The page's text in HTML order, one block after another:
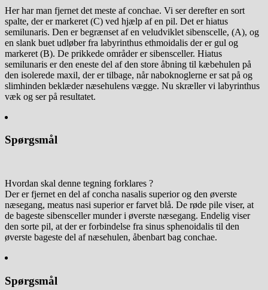
Her har man fjernet det meste af conchae. Vi ser derefter en sort
spalte, der er markeret (C) ved hjælp af en pil. Det er hiatus
semilunaris. Den er begrænset af en veludviklet sibenscelle, (A), og
en slank buet udløber fra labyrinthus ethmoidalis der er gul og
markeret (B). De prikkede områder er sibensceller. Hiatus
semilunaris er den eneste del af den store åbning til kæbehulen på
den isolerede maxil, der er tilbage, når naboknoglerne er sat på og
slimhinden beklæder næsehulens vægge. Nu skræller vi labyrinthus
væk og ser på resultatet.
Spørgsmål
Hvordan skal denne tegning forklares ?
Der er fjernet en del af concha nasalis superior og den øverste
næsegang, meatus nasi superior er farvet blå. De røde pile viser, at
de bageste sibensceller munder i øverste næsegang. Endelig viser
den sorte pil, at der er forbindelse fra sinus sphenoidalis til den
øverste bageste del af næsehulen, åbenbart bag conchae.
Spørgsmål